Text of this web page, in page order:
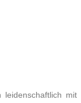
leidenschaftlich mit